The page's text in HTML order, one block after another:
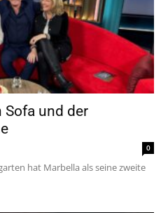
und der
0
hat Marbella als seine zweite